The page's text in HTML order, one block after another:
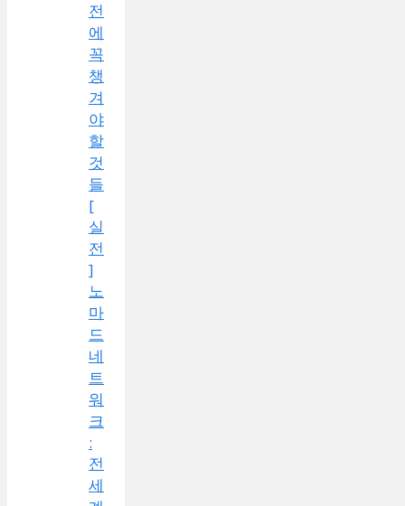
전
에
꼭
챙
겨
야
할
것
들
[
실
전
]
노
마
드
네
트
워
크
:
전
세